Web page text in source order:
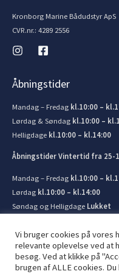
Kronborg Marine Bådudstyr ApS
CVR.nr.: 4289 2556
Åbningstider
Mandag – Fredag kl.10:00 –
Lørdag & Søndag kl.10:00 –
Helligdage kl.10:00 – kl.14:00
Åbningstider Vintertid fra 25-
Mandag – Fredag kl.10:00 –
Lørdag kl.10:00 – kl.14:00
Søndag og Helligdage Lukket
Vi bruger cookies på vores
relevante oplevelse ved at
besøg. Ved at klikke på
brugen af ​​ALLE cookies.